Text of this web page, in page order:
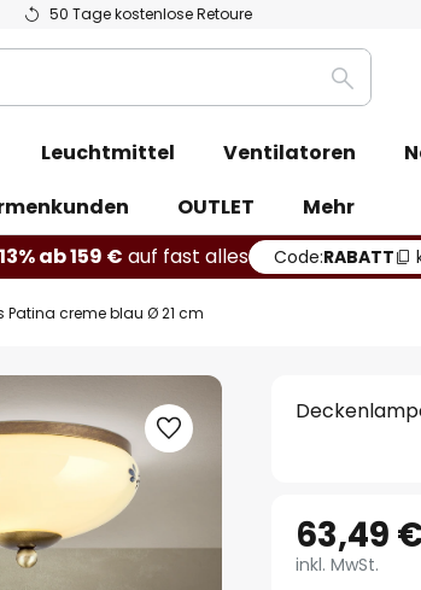
50 Tage kostenlose Retoure
Suche
Leuchtmittel Ventilatoren
OUTLET
Mehr
ab 159 € auf fast alles Code:RABATT
creme blau Ø 21 cm
63,49
inkl. MwSt.